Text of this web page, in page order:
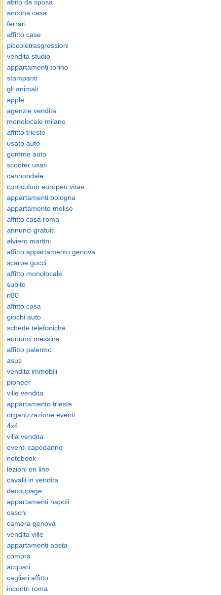
abito da sposa
ancona casa
ferrari
affitto case
piccoletrasgressioni
vendita studio
appartamenti torino
stampanti
gli animali
apple
agenzie vendita
monolocale milano
affitto trieste
usato auto
gomme auto
scooter usati
cannondale
curriculum europeo vitae
appartamenti bologna
appartamento molise
affitto casa roma
annunci gratuiti
alviero martini
affitto appartamento genova
scarpe gucci
affitto monolocale
subito
n80
affitto casa
giochi auto
schede telefoniche
annunci messina
affitto palermo
asus
vendita immobili
pioneer
ville vendita
appartamento trieste
organizzazione eventi
4x4
villa vendita
eventi capodanno
notebook
lezioni on line
cavalli in vendita
decoupage
appartamenti napoli
caschi
camera genova
vendita ville
appartamenti aosta
compra
acquari
cagliari affitto
incontri roma